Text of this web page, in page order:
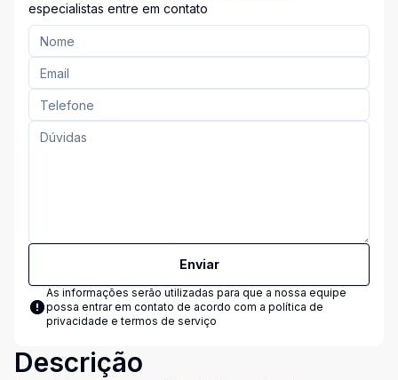
especialistas entre em contato
Enviar
As informações serão utilizadas para que a nossa equipe
possa entrar em contato de acordo com a política de
privacidade e termos de serviço
Descrição